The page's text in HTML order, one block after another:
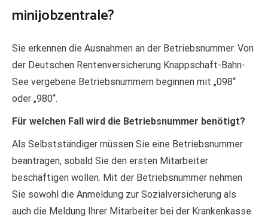
minijobzentrale?
Sie erkennen die Ausnahmen an der Betriebsnummer. Von
der Deutschen Rentenversicherung Knappschaft-Bahn-
See vergebene Betriebsnummern beginnen mit „098“
oder „980“.
Für welchen Fall wird die Betriebsnummer benötigt?
Als Selbstständiger müssen Sie eine Betriebsnummer
beantragen, sobald Sie den ersten Mitarbeiter
beschäftigen wollen. Mit der Betriebsnummer nehmen
Sie sowohl die Anmeldung zur Sozialversicherung als
auch die Meldung Ihrer Mitarbeiter bei der Krankenkasse